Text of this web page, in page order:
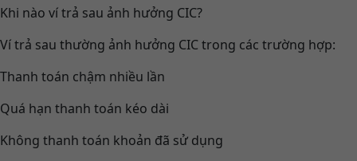
Khi nào ví trả sau ảnh hưởng CIC?
Ví trả sau thường ảnh hưởng CIC trong các trường hợp:
Thanh toán chậm nhiều lần
Quá hạn thanh toán kéo dài
Không thanh toán khoản đã sử dụng